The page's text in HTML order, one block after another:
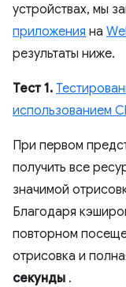
устройствах, мы
приложения на
результаты ниже.
Тест 1.
использованием
При первом
получить все
значимой
Благодаря
повторном
отрисовка и
секунды .